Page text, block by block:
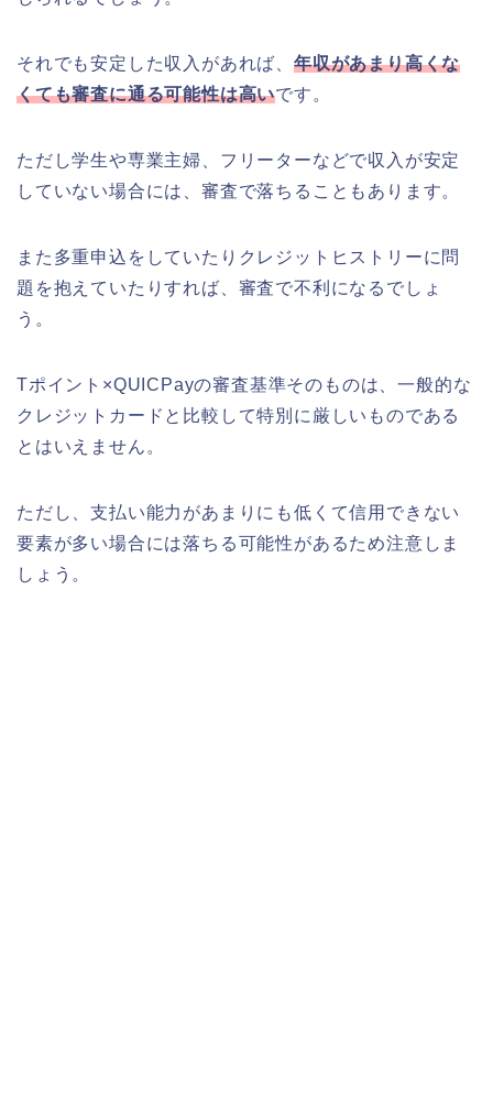
それでも安定した収入があれば、 年収があまり高くな
くても審査に通る可能性は高いです。
ただし学生や専業主婦、フリーターなどで収入が安定
していない場合には、審査で落ちることもあります。
また多重申込をしていたりクレジットヒストリーに問
題を抱えていたりすれば、審査で不利になるでしょ
う。
Tポイント×QUICPayの審査基準そのものは、一般的な
クレジットカードと比較して特別に厳しいものである
とはいえません。
ただし、支払い能力があまりにも低くて信用できない
要素が多い場合には落ちる可能性があるため注意しま
しょう。